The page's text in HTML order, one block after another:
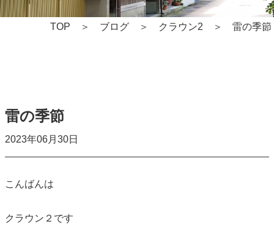
TOP ブログ クラウン2 雷の季節
雷の季節
2023年06月30日
こんばんは
クラウン２です